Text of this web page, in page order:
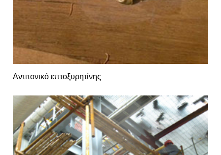
Αντιτονικό επτοξυρητίνης